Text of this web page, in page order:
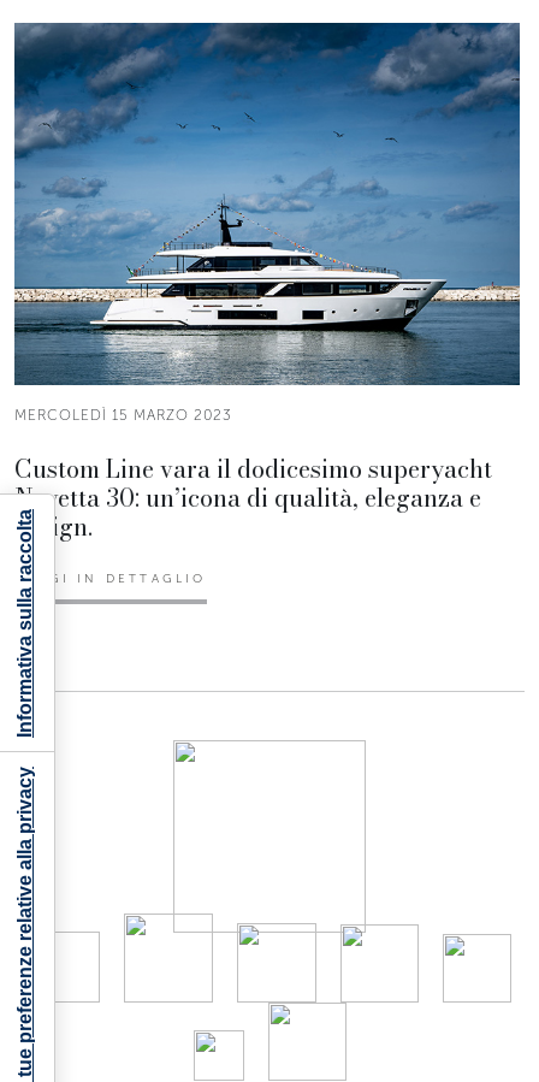
MERCOLEDÌ 15 MARZO 2023
Custom Line vara il dodicesimo superyacht
Navetta 30: un’icona di qualità, eleganza e
design.
LEGGI IN DETTAGLIO
Le tue preferenze relative alla privacy
Informativa sulla raccolta